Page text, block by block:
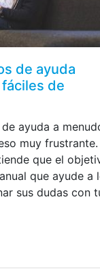
de ayuda
de
ayuda a
muy frustrante.
que el
que ayude a
sus dudas con